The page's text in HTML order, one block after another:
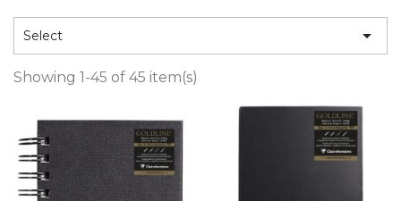
FIND OUR COLLECTIONS
Select 
Showing 1-45 of 45 item(s)